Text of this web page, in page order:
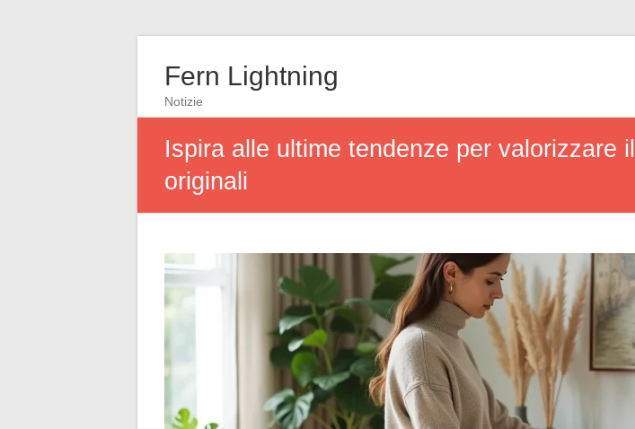
Fern Lightning
Notizie
Ispira alle ultime tendenze per valorizzare
originali